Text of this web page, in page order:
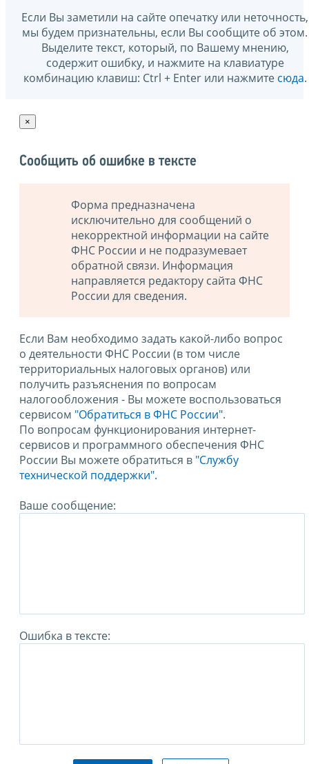
Если Вы заметили на сайте опечатку или неточность,
мы будем признательны, если Вы сообщите об этом.
Выделите текст, который, по Вашему мнению,
содержит ошибку, и нажмите на клавиатуре
комбинацию клавиш: Ctrl + Enter или нажмите сюда.
×
Сообщить об ошибке в тексте
Форма предназначена
исключительно для сообщений о
некорректной информации на сайте
ФНС России и не подразумевает
обратной связи. Информация
направляется редактору сайта ФНС
России для сведения.
Если Вам необходимо задать какой-либо вопрос
о деятельности ФНС России (в том числе
территориальных налоговых органов) или
получить разъяснения по вопросам
налогообложения - Вы можете воспользоваться
сервисом "Обратиться в ФНС России".
По вопросам функционирования интернет-
сервисов и программного обеспечения ФНС
России Вы можете обратиться в "Службу
технической поддержки".
Ваше сообщение:
Ошибка в тексте: